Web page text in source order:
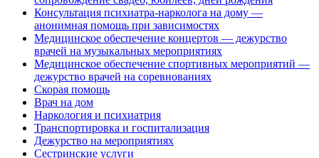
Консультация психиатра-нарколога на дому —
анонимная помощь при зависимостях
Медицинское обеспечение концертов — дежурство
врачей на музыкальных мероприятиях
Медицинское обеспечение спортивных мероприятий —
дежурство врачей на соревнованиях
Cкорая помощь
Врач на дом
Наркология и психиатрия
Транспортировка и госпитализация
Дежурство на мероприятиях
Сестринские услуги